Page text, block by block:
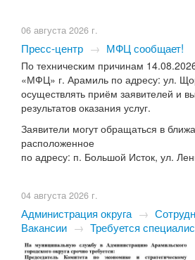
06 августа 2026 г.
Пресс-центр → МФЦ сообщает!
По техническим причинам
«МФЦ» г. Арамиль по адресу: ул.
осуществлять приём заявителей и
результатов оказания услуг.
Заявители могут обращаться в
расположенное
по адресу: п. Большой Исток, ул.
04 августа 2026 г.
Администрация округа →
Вакансии → Требуется